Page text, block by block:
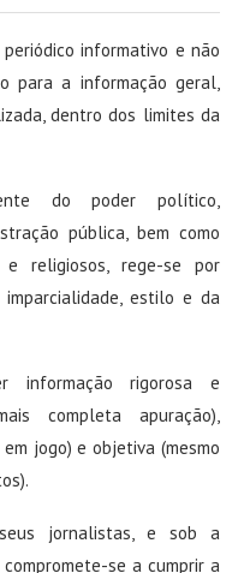
informativo e não
para a informação geral,
dentro dos limites da
do poder político,
pública, bem como
e religiosos, rege-se por
estilo e da
informação rigorosa e
completa apuração),
jogo) e objetiva (mesmo
jornalistas, e sob a
se a cumprir a